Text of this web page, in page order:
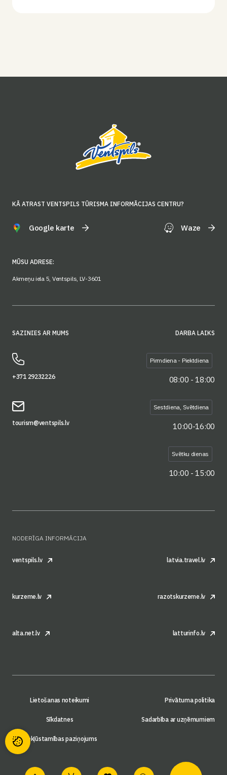
KĀ ATRAST VENTSPILS TŪRISMA INFORMĀCIJAS CENTRU?
Google karte Waze
MŪSU ADRESE:
Akmeņu iela 5, Ventspils, LV-3601
SAZINIES AR MUMS
+371 29232226
tourism@ventspils.lv
DARBA LAIKS
Pirmdiena - Piektdiena
08:00 - 18:00
Sestdiena, Svētdiena
10:00-16:00
Svētku dienas
10:00 - 15:00
NODERĪGA INFORMĀCIJA
ventspils.lv latvia.travel.lv
kurzeme.lv razotskurzeme.lv
alta.net.lv latturinfo.lv
Lietošanas noteikumi Privātuma politika
Sīkdatnes Sadarbība ar uzņēmumiem
Piekļūstamības paziņojums